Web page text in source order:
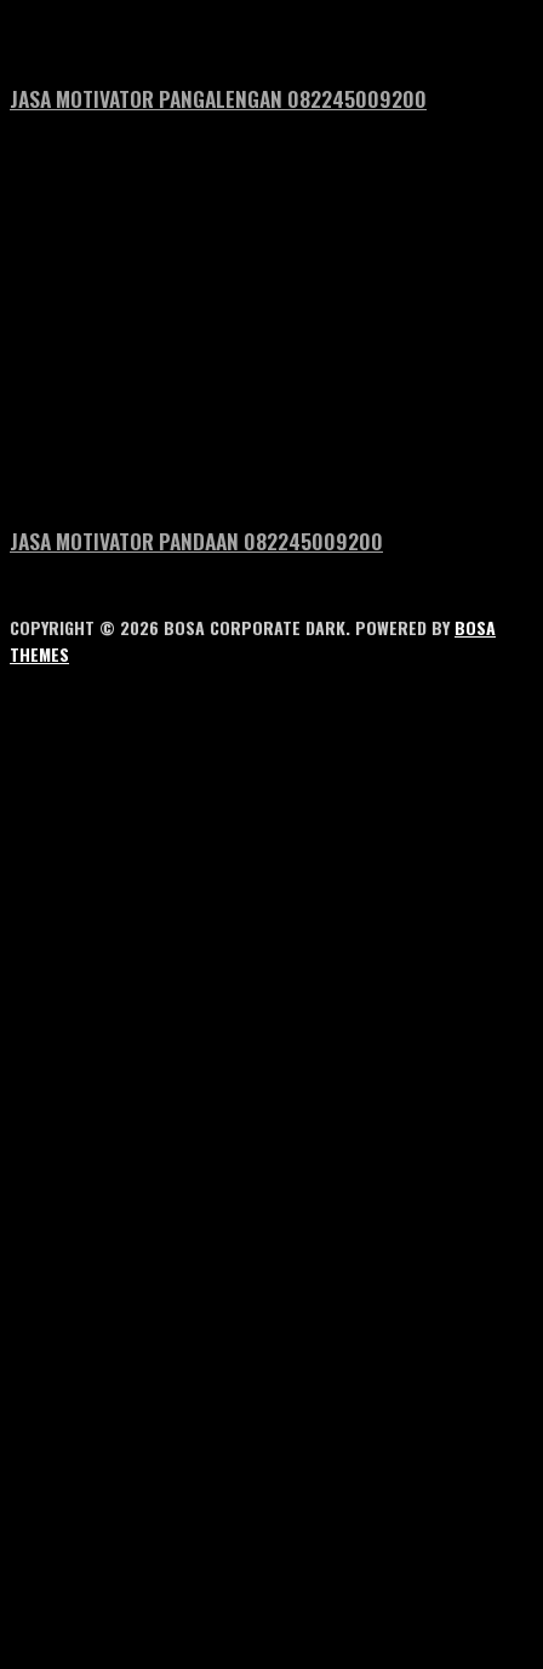
JASA MOTIVATOR PANGALENGAN 082245009200
JASA MOTIVATOR PANDAAN 082245009200
COPYRIGHT © 2026 BOSA CORPORATE DARK. POWERED BYBOSA
THEMES